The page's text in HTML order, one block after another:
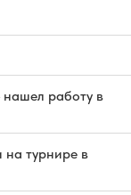
нашел работу в
на турнире в